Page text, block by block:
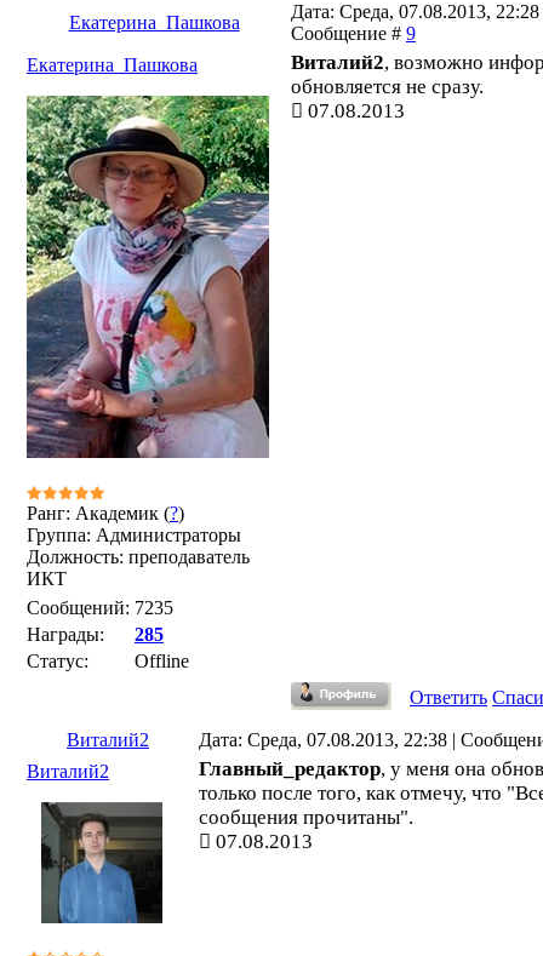
Екатерина_Пашкова
Дата: Среда, 07.08.2013, 22:28
Сообщение # 9
Екатерина_Пашкова
Ранг: Академик (?)
Группа: Администраторы
Должность: преподаватель
ИКТ
Сообщений: 7235
Награды:
285
Статус:
Offline
Виталий2, возможно
обновляется не сразу.
07.08.2013
Ответить
Виталий2
Дата: Среда, 07.08.2013, 22:38 |
Виталий2
Главный_редактор, у меня она
только после того, как отмечу, что
сообщения прочитаны".
07.08.2013